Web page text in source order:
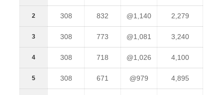
2 308 832 @1,140 2,279
3 308 773 @1,081 3,240
4 308 718 @1,026 4,100
5 308 671 @979 4,895